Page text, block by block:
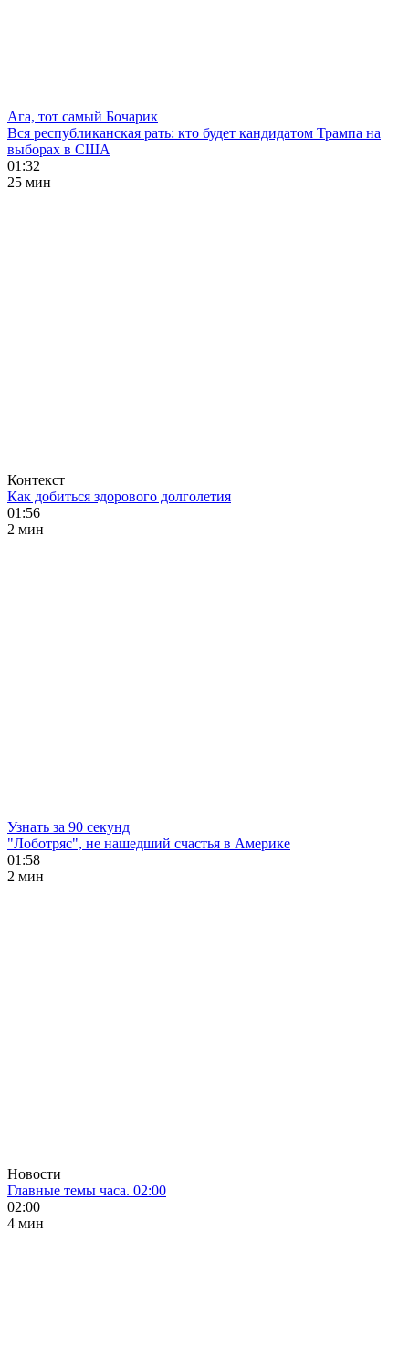
Ага, тот самый Бочарик
Вся республиканская рать: кто будет кандидатом Трампа на
выборах в США
01:32
25 мин
Контекст
Как добиться здорового долголетия
01:56
2 мин
Узнать за 90 секунд
"Лоботряс", не нашедший счастья в Америке
01:58
2 мин
Новости
Главные темы часа. 02:00
02:00
4 мин